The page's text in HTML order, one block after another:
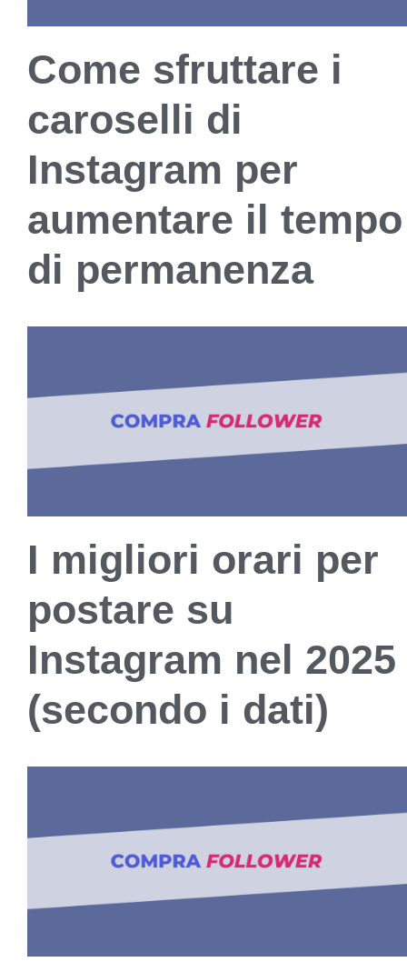
Come sfruttare i
caroselli di
Instagram per
aumentare il tempo
di permanenza
I migliori orari per
postare su
Instagram nel 2025
(secondo i dati)